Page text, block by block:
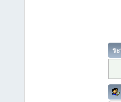
ร